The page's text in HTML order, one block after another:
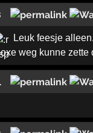
Leuk feesje
weg kunne zette